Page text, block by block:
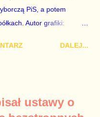
zdementowane, a
PiS, a potem
Autor grafiki:
kilkunastu przypadków
w spółkach Skarbu
DALEJ...
ustawy o